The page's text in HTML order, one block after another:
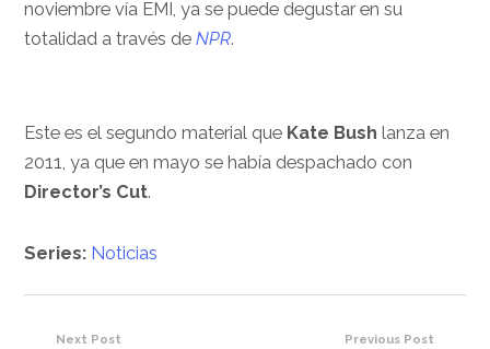
noviembre vía EMI, ya se puede degustar en su
totalidad a través deNPR.
Este es el segundo material que Kate Bush lanza en
2011, ya que en mayo se había despachado con
Director’s Cut.
Series: Noticias
Previous Post
Next Post